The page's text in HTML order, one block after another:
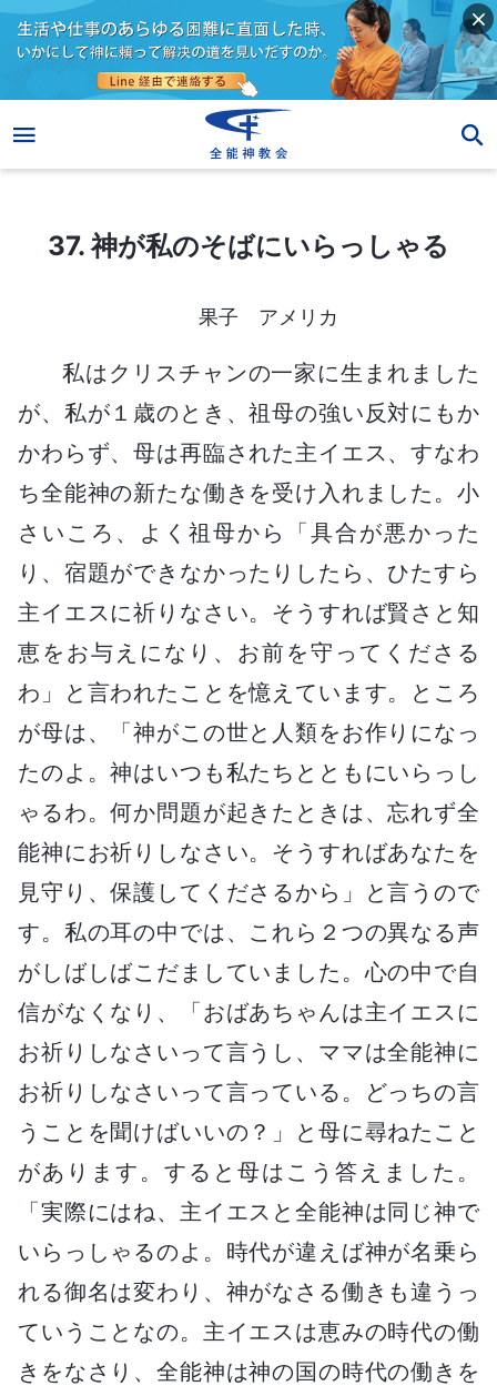
37. 神が私のそばにいらっしゃる
37. 神が私のそばにいらっしゃる
果子 アメリカ
私はクリスチャンの一家に生まれました
が、私が１歳のとき、祖母の強い反対にもか
かわらず、母は再臨された主イエス、すなわ
ち全能神の新たな働きを受け入れました。小
さいころ、よく祖母から「具合が悪かった
り、宿題ができなかったりしたら、ひたすら
主イエスに祈りなさい。そうすれば賢さと知
恵をお与えになり、お前を守ってくださる
わ」と言われたことを憶えています。ところ
が母は、「神がこの世と人類をお作りになっ
たのよ。神はいつも私たちとともにいらっし
ゃるわ。何か問題が起きたときは、忘れず全
能神にお祈りしなさい。そうすればあなたを
見守り、保護してくださるから」と言うので
す。私の耳の中では、これら２つの異なる声
がしばしばこだましていました。心の中で自
信がなくなり、「おばあちゃんは主イエスに
お祈りしなさいって言うし、ママは全能神に
お祈りしなさいって言っている。どっちの言
うことを聞けばいいの？」と母に尋ねたこと
があります。すると母はこう答えました。
「実際にはね、主イエスと全能神は同じ神で
いらっしゃるのよ。時代が違えば神が名乗ら
れる御名は変わり、神がなさる働きも違うっ
ていうことなの。主イエスは恵みの時代の働
きをなさり、全能神は神の国の時代の働きを